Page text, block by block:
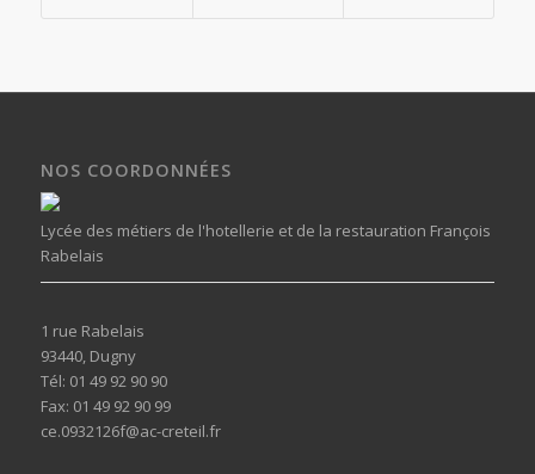
NOS COORDONNÉES
Lycée des métiers de l'hotellerie et de la restauration François
Rabelais
1 rue Rabelais
93440, Dugny
Tél: 01 49 92 90 90
Fax: 01 49 92 90 99
ce.0932126f@ac-creteil.fr